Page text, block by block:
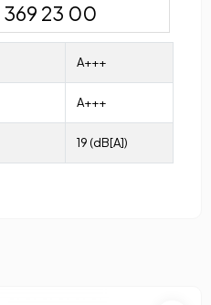
369 23 00
A+++
A+++
19 (dB[A])